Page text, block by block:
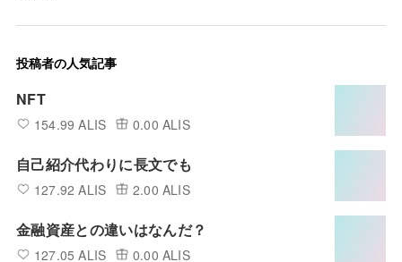
投稿者の人気記事
NFT
154.99 ALIS 0.00 ALIS
自己紹介代わりに長文でも
127.92 ALIS 2.00 ALIS
金融資産との違いはなんだ？
127.05 ALIS 0.00 ALIS